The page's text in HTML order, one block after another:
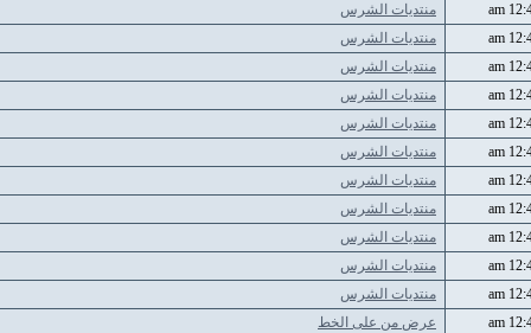
منتديات الشرس
منتديات الشرس
منتديات الشرس
منتديات الشرس
منتديات الشرس
منتديات الشرس
منتديات الشرس
منتديات الشرس
منتديات الشرس
منتديات الشرس
منتديات الشرس
عرض من على الخط